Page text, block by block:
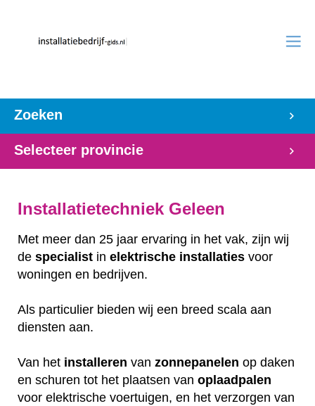
Zoeken
Selecteer provincie
Installatietechniek Geleen
Met meer dan 25 jaar ervaring in het vak, zijn wij
de specialist in elektrische installaties voor
woningen en bedrijven.
Als particulier bieden wij een breed scala aan
diensten aan.
Van het installeren van zonnepanelen op daken
en schuren tot het plaatsen van oplaadpalen
voor elektrische voertuigen, en het verzorgen van